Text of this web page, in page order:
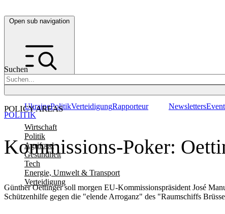
Open sub navigation
Suchen
POLICY AREAS
Wirtschaft
Politik
Agrifood
Gesundheit
Tech
Energie, Umwelt & Transport
Verteidigung
UkrainePolitikVerteidigungRapporteur Newsletters
Kommissions-Poker:
Günther Oettinger soll morgen EU-Kommissionspräsident José
Schützenhilfe gegen die "elende Arroganz" des "Raumschiffs
POLITIK